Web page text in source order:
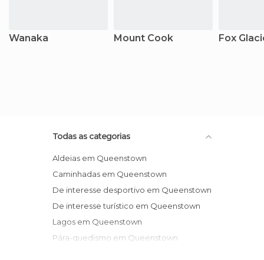
Wanaka Mount Cook Fox
Todas as categorias
Aldeias em Queenstown
Caminhadas em Queenstown
De interesse desportivo em Queenstown
De interesse turístico em Queenstown
Lagos em Queenstown
Pára-quedismo em Queenstown